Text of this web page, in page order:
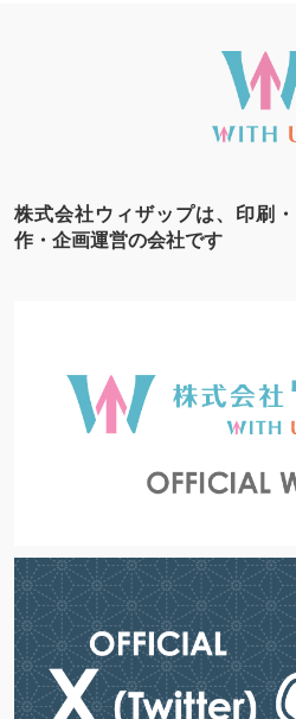
株式会社ウィザップは、印刷
作・企画運営の会社です